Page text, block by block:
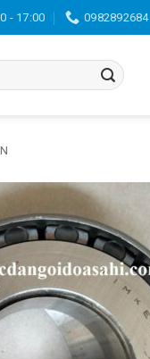
- 17:00 0982892684